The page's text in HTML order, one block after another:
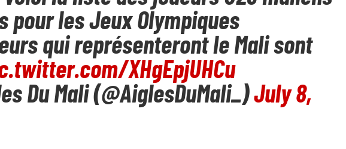
pour les Jeux Olympiques
qui représenteront le Mali sont
XHgEpjUHCu
Du Mali (@AiglesDuMali_)July 8,